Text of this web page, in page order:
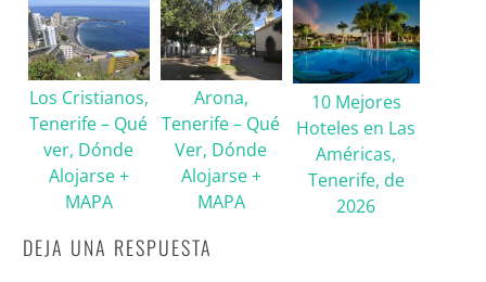
Los Cristianos,
Tenerife – Qué
ver, Dónde
Alojarse +
MAPA
Arona,
Tenerife – Qué
Ver, Dónde
Alojarse +
MAPA
10 Mejores
Hoteles en Las
Américas,
Tenerife, de
2026
DEJA UNA RESPUESTA